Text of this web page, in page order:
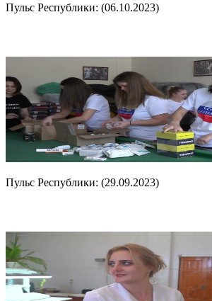
Пульс Республики: (06.10.2023)
Пульс Республики: (29.09.2023)